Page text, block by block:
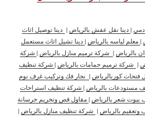
| دينا نقل عفش بالرياض | دينا توصيل اثاث
| معلم لياسه بالرياض | دينا تشيل اثاث مستعمل
بالرياض | شركة ترميم منازل بالرياض | شركة
| شركة ترميم حمامات بالرياض | شركة تنظيف
فتحات كوربالرياض | نجار فك وتركيب غرف نوم
مستودعات بالرياض | شركة تنظيف استراحات
بيوت شعر بالرياض | مقاول قص وتخريم خرسانة
بالرياض | شركة تنظيف منازل بالرياض |